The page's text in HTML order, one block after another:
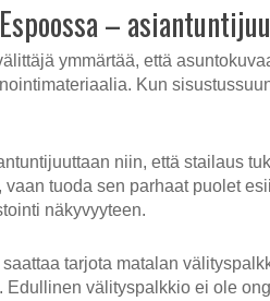
–
ymmärtää, että
Kun
niin, että stailaus
vaan tuoda sen parhaat puolet
näkyvyyteen.
tarjota matalan
Edullinen välityspalkkio ei ole